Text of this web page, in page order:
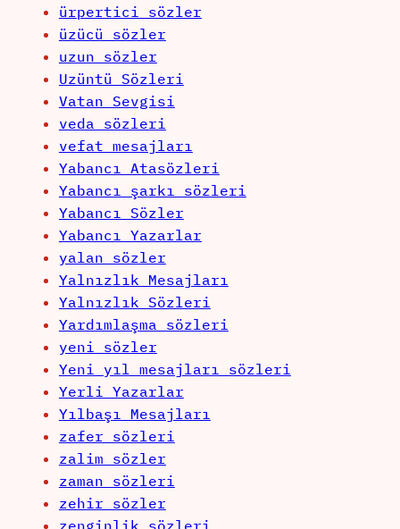
ürpertici sözler
üzücü sözler
uzun sözler
Uzüntü Sözleri
Vatan Sevgisi
veda sözleri
vefat mesajları
Yabancı Atasözleri
Yabancı şarkı sözleri
Yabancı Sözler
Yabancı Yazarlar
yalan sözler
Yalnızlık Mesajları
Yalnızlık Sözleri
Yardımlaşma sözleri
yeni sözler
Yeni yıl mesajları sözleri
Yerli Yazarlar
Yılbaşı Mesajları
zafer sözleri
zalim sözler
zaman sözleri
zehir sözler